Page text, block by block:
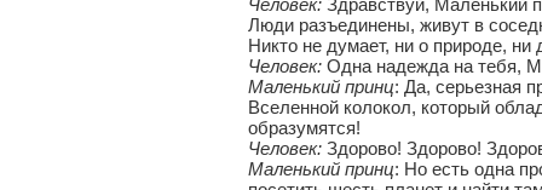
Человек: Здравствуй, Маленький
Люди разъединены, живут в
Никто не думает, ни о природе, ни
Человек: Одна надежда на тебя,
Маленький принц: Да, серьезная
Вселенной колокол, который
образумятся!
Человек: Здорово! Здорово!
Маленький принц: Но есть одна